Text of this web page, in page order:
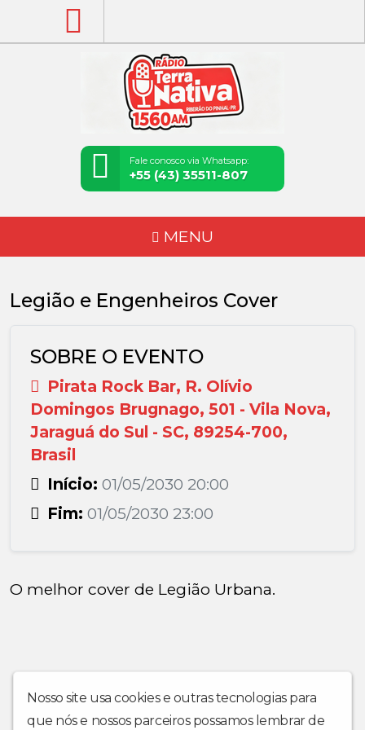
Fale conosco via Whatsapp:
+55 (43) 35511-807
MENU
Legião e Engenheiros Cover
SOBRE O EVENTO
Pirata Rock Bar, R. Olívio
Domingos Brugnago, 501 - Vila Nova,
Jaraguá do Sul - SC, 89254-700,
Brasil
Início: 01/05/2030 20:00
Fim: 01/05/2030 23:00
O melhor cover de Legião Urbana.
Nosso site usa cookies e outras tecnologias para
que nós e nossos parceiros possamos lembrar de